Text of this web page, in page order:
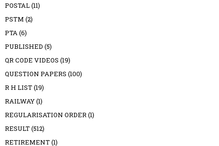
POSTAL(11)
PSTM (2)
PTA(6)
PUBLISHED (5)
QR CODE VIDEOS (19)
QUESTION PAPERS (100)
R H LIST(19)
RAILWAY(1)
REGULARISATION ORDER(1)
RESULT(512)
RETIREMENT(1)